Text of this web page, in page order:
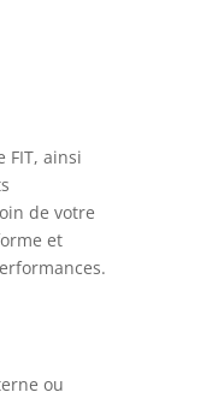
FIT, ainsi
de votre
et
ou